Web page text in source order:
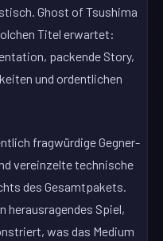
Ghost of Tsushima
Titel erwartet:
packende Story,
und ordentlichen
fragwürdige Gegner-
vereinzelte technische
des Gesamtpakets.
herausragendes Spiel,
was das Medium